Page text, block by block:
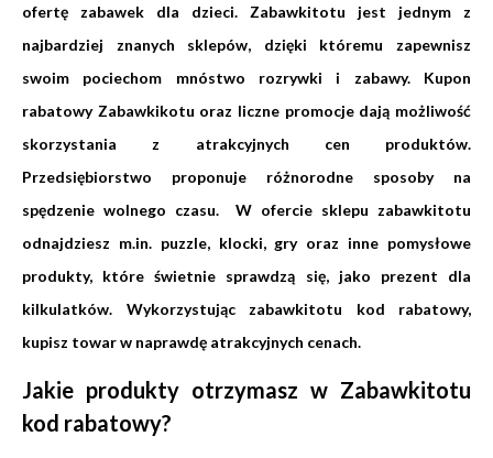
ofertę zabawek dla dzieci. Zabawkitotu jest jednym z
najbardziej znanych sklepów, dzięki któremu zapewnisz
swoim pociechom mnóstwo rozrywki i zabawy. Kupon
rabatowy Zabawkikotu oraz liczne promocje dają możliwość
skorzystania z atrakcyjnych cen produktów.
Przedsiębiorstwo proponuje różnorodne sposoby na
spędzenie wolnego czasu. W ofercie sklepu zabawkitotu
odnajdziesz m.in. puzzle, klocki, gry oraz inne pomysłowe
produkty, które świetnie sprawdzą się, jako prezent dla
kilkulatków. Wykorzystując zabawkitotu kod rabatowy,
kupisz towar w naprawdę atrakcyjnych cenach.
Jakie produkty otrzymasz w Zabawkitotu
kod rabatowy?